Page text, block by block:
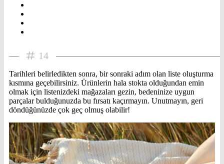
14
Tarihleri belirledikten sonra, bir sonraki adım olan liste oluşturma
kısmına geçebilirsiniz. Ürünlerin hala stokta olduğundan emin
olmak için listenizdeki mağazaları gezin, bedeninize uygun
parçalar bulduğunuzda bu fırsatı kaçırmayın. Unutmayın, geri
döndüğünüzde çok geç olmuş olabilir!